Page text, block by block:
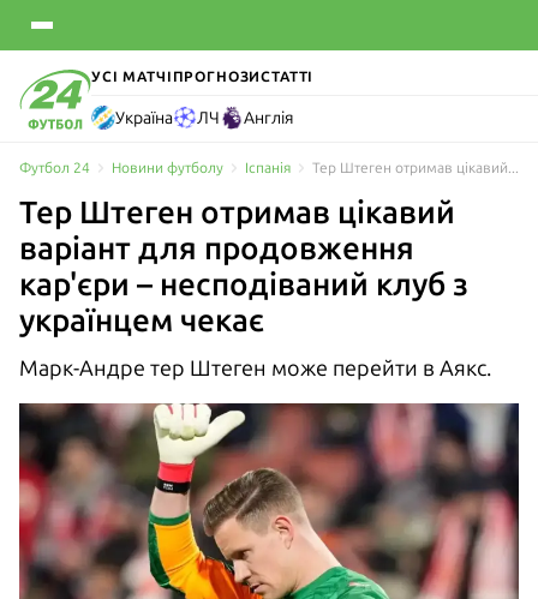
УСІ МАТЧІ ПРОГНОЗИСТАТТІ
Україна ЛЧ Англія
Футбол 24 Новини футболу Іспанія
Тер Штеген отримав цікавий
варіант для продовження
кар'єри – несподіваний клуб з
українцем чекає
Марк-Андре тер Штеген може перейти в Аякс.